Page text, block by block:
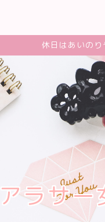
休日はあいのり
アラサ